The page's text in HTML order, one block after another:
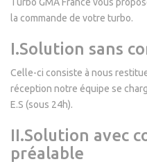
la commande de votre turbo.
I.Solution sans
Celle-ci consiste à nous
réception notre équipe se
E.S (sous 24h).
II.Solution avec
préalable